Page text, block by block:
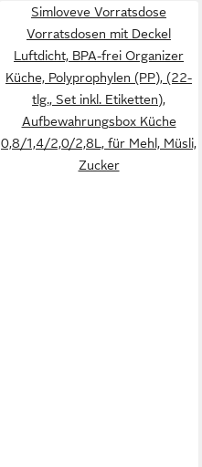
Simloveve Vorratsdose
Vorratsdosen mit Deckel
Luftdicht, BPA-frei Organizer
Küche, Polyprophylen (PP), (22-
tlg., Set inkl. Etiketten),
Aufbewahrungsbox Küche
0,8/1,4/2,0/2,8L, für Mehl, Müsli,
Zucker